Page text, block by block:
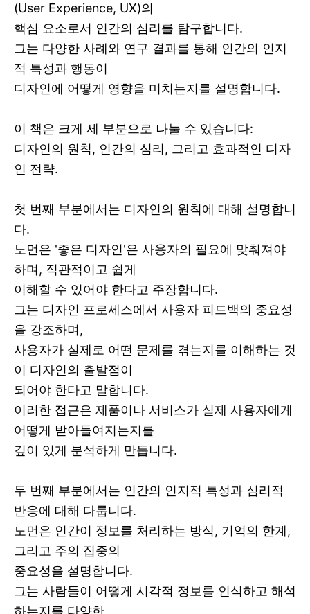
(User Experience, UX)의
핵심 요소로서 인간의 심리를 탐구합니다.
그는 다양한 사례와 연구 결과를 통해 인간의 인지
적 특성과 행동이
디자인에 어떻게 영향을 미치는지를 설명합니다.
이 책은 크게 세 부분으로 나눌 수 있습니다:
디자인의 원칙, 인간의 심리, 그리고 효과적인 디자
인 전략.
첫 번째 부분에서는 디자인의 원칙에 대해 설명합니
다.
노먼은 '좋은 디자인'은 사용자의 필요에 맞춰져야
하며, 직관적이고 쉽게
이해할 수 있어야 한다고 주장합니다.
그는 디자인 프로세스에서 사용자 피드백의 중요성
을 강조하며,
사용자가 실제로 어떤 문제를 겪는지를 이해하는 것
이 디자인의 출발점이
되어야 한다고 말합니다.
이러한 접근은 제품이나 서비스가 실제 사용자에게
어떻게 받아들여지는지를
깊이 있게 분석하게 만듭니다.
두 번째 부분에서는 인간의 인지적 특성과 심리적
반응에 대해 다룹니다.
노먼은 인간이 정보를 처리하는 방식, 기억의 한계,
그리고 주의 집중의
중요성을 설명합니다.
그는 사람들이 어떻게 시각적 정보를 인식하고 해석
하는지를 다양한